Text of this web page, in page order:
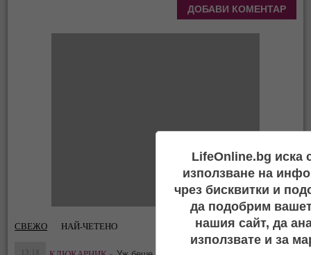
СВЕЖО НАЙ-ЧЕТЕНО
13:18
LifeOnline.bg иска
използване на
чрез бисквитки и
да подобрим
нашия сайт, да
използвате и за